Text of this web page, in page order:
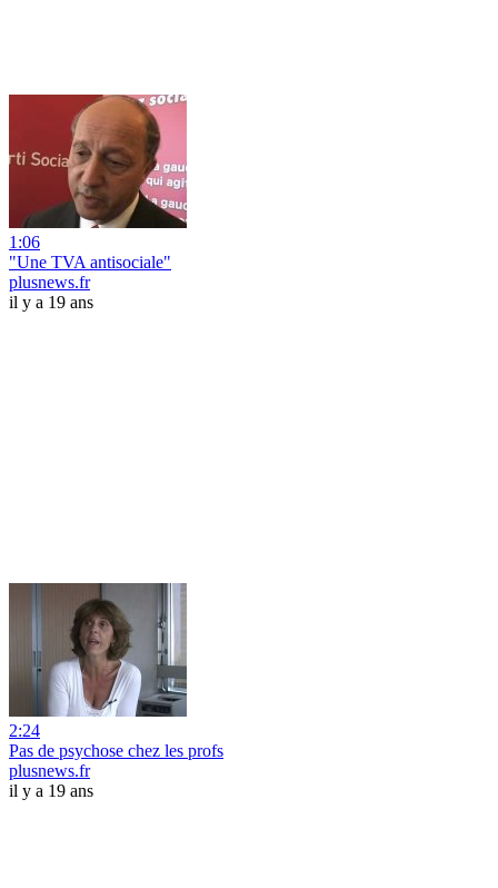
1:06
"Une TVA antisociale"
plusnews.fr
il y a 19 ans
2:24
Pas de psychose chez les profs
plusnews.fr
il y a 19 ans